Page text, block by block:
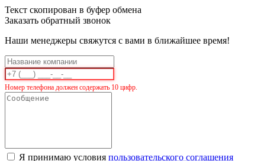
Текст скопирован в буфер обмена
Заказать обратный звонок
Наши менеджеры свяжутся с вами в ближайшее время!
Номер телефона должен содержать 10 цифр.
Я принимаю условия пользовательского соглашения